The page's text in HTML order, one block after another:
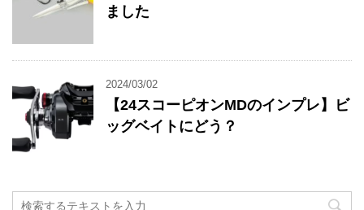
ました
2024/03/02
【24スコーピオンMDのインプレ】ビ
ッグベイトにどう？